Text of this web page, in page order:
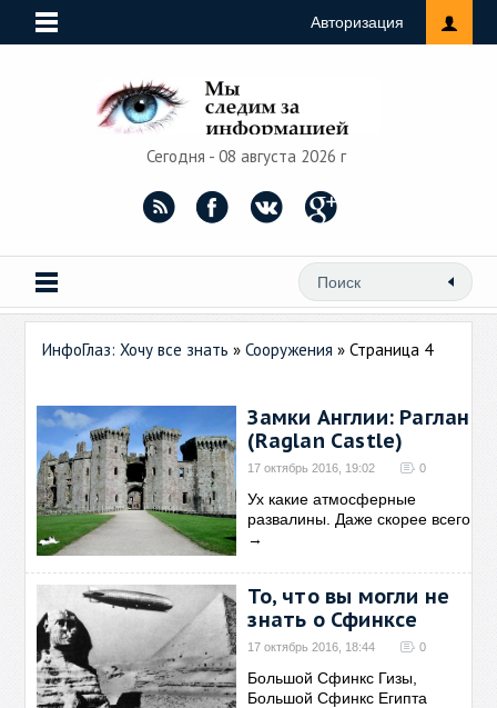
Авторизация
Сегодня - 08 августа 2026 г
ИнфоГлаз: Хочу все знать »Сооружения » Страница 4
Замки Англии: Раглан
(Raglan Castle)
17 октябрь 2016, 19:02 0
Ух какие атмосферные
развалины. Даже скорее всего
→
То, что вы могли не
знать о Сфинксе
17 октябрь 2016, 18:44 0
Большой Сфинкс Гизы,
Большой Сфинкс Египта